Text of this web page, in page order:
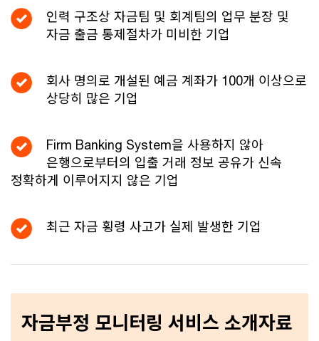
인력 구조상 자금팀 및 회계팀의 업무 분장 및
자금 출금 통제절차가 미비한 기업
회사 명의로 개설된 예금 계좌가 100개 이상으로
상당히 많은 기업
Firm Banking System을 사용하지 않아
은행으로부터의 입출 거래 정보 공유가 신속
정확하게 이루어지지 않은 기업
최근 자금 횡령 사고가 실제 발생한 기업
자금부정 모니터링 서비스 소개자료